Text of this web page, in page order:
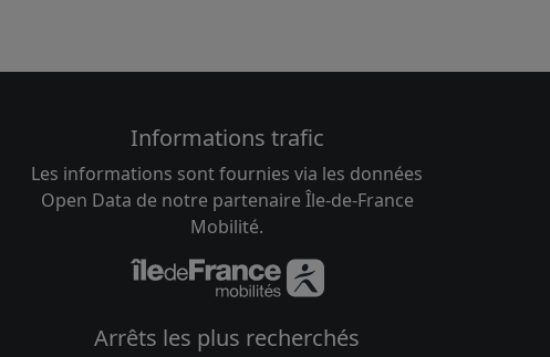
Informations trafic
Les informations sont fournies via les données
Open Data de notre partenaire Île-de-France
Mobilité.
Arrêts les plus recherchés